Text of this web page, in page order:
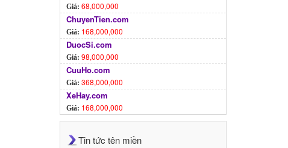
Giá: 68,000,000
ChuyenTien.com
Giá: 168,000,000
DuocSi.com
Giá: 98,000,000
CuuHo.com
Giá: 368,000,000
XeHay.com
Giá: 168,000,000
Tin tức tên miền